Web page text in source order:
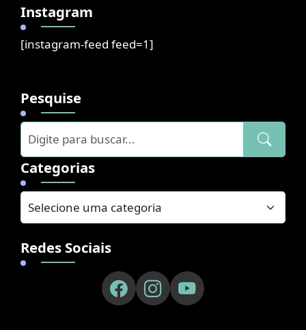
Instagram
[instagram-feed feed=1]
Pesquise
Categorias
Redes Sociais